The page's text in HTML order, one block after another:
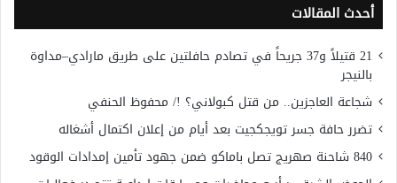
أحدث المقالات
21 قتيلاً و37 جريحاً في تصادم حافلتين على طريق مارادي–مداوة
بالنيجر
شجاعة العاجزين.. من قتل كبولاني؟ !/ محفوظ الحنفي
تضرر حافة جسر تويجكجيت بعد أيام من إعلان اكتمال أشغاله
840 شاحنة صهريج تصل باماكو ضمن جهود تأمين إمدادات الوقود